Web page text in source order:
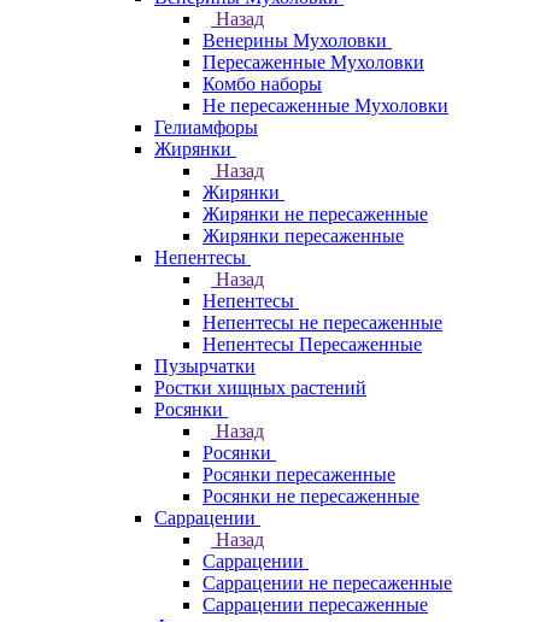
Назад
Венерины Мухоловки
Пересаженные Мухоловки
Комбо наборы
Не пересаженные Мухоловки
Гелиамфоры
Жирянки
Назад
Жирянки
Жирянки не пересаженные
Жирянки пересаженные
Непентесы
Назад
Непентесы
Непентесы не пересаженные
Непентесы Пересаженные
Пузырчатки
Ростки хищных растений
Росянки
Назад
Росянки
Росянки пересаженные
Росянки не пересаженные
Саррацении
Назад
Саррацении
Саррацении не пересаженные
Саррацении пересаженные